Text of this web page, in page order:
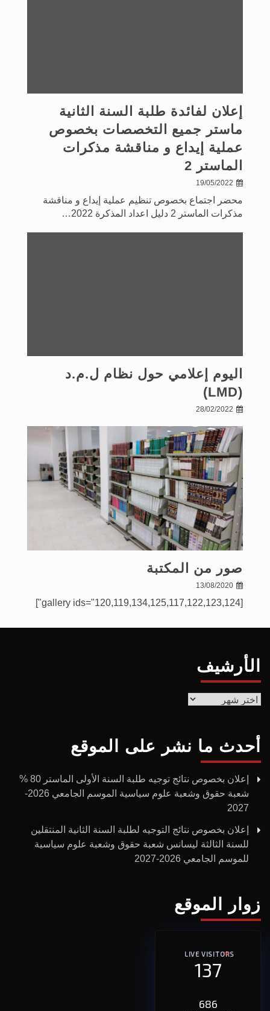
إعلان لفائدة طلبة السنة الثانية
ماستر جميع التخصصات بخصوص
عملية إيداع و مناقشة مذكرات
الماستر 2
19/05/2022
محضر اجتماع بخصوص تنظيم عملية إيداع و مناقشة
مذكرات الماستر 2 دليل اعداد المذكرة 2022…
اليوم إعلامي حول نظام ل.م.د
(LMD)
28/02/2022
صور من المكتبة
13/08/2020
[gallery ids="120,119,134,125,117,122,123,124"]
الأرشيف
الأرشيف
أحدث ما نشر على الموقع
إعلان بخصوص نتائج توجيه طلبة السنة الأولى الماستر 80 %
شعبة حقوق وشعبة علوم سياسية الموسم الجامعي 2026-
2027
إعلان بخصوص نتائج التوجيه لطلبة السنة الثانية المنتقلين
للسنة الثالثة ليسانس شعبة حقوق وشعبة علوم سياسية
للموسم الجامعي 2026-2027
زوار الموقع
LIVE VISITORS
137
686